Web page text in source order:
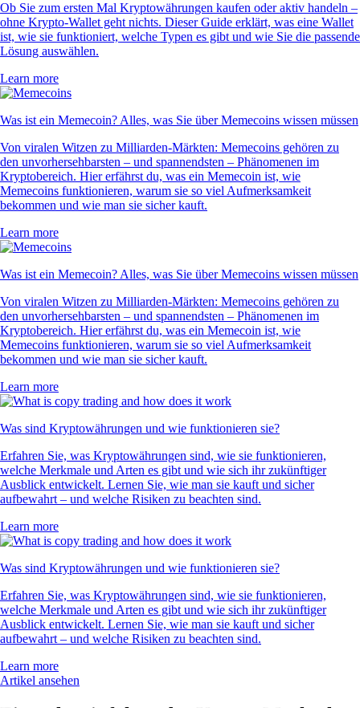
Ob Sie zum ersten Mal Kryptowährungen kaufen oder aktiv handeln –
ohne Krypto-Wallet geht nichts. Dieser Guide erklärt, was eine Wallet
ist, wie sie funktioniert, welche Typen es gibt und wie Sie die passende
Lösung auswählen.
Learn more
Was ist ein Memecoin? Alles, was Sie über Memecoins wissen müssen
Von viralen Witzen zu Milliarden-Märkten: Memecoins gehören zu
den unvorhersehbarsten – und spannendsten – Phänomenen im
Kryptobereich. Hier erfährst du, was ein Memecoin ist, wie
Memecoins funktionieren, warum sie so viel Aufmerksamkeit
bekommen und wie man sie sicher kauft.
Learn more
Was ist ein Memecoin? Alles, was Sie über Memecoins wissen müssen
Von viralen Witzen zu Milliarden-Märkten: Memecoins gehören zu
den unvorhersehbarsten – und spannendsten – Phänomenen im
Kryptobereich. Hier erfährst du, was ein Memecoin ist, wie
Memecoins funktionieren, warum sie so viel Aufmerksamkeit
bekommen und wie man sie sicher kauft.
Learn more
Was sind Kryptowährungen und wie funktionieren sie?
Erfahren Sie, was Kryptowährungen sind, wie sie funktionieren,
welche Merkmale und Arten es gibt und wie sich ihr zukünftiger
Ausblick entwickelt. Lernen Sie, wie man sie kauft und sicher
aufbewahrt – und welche Risiken zu beachten sind.
Learn more
Was sind Kryptowährungen und wie funktionieren sie?
Erfahren Sie, was Kryptowährungen sind, wie sie funktionieren,
welche Merkmale und Arten es gibt und wie sich ihr zukünftiger
Ausblick entwickelt. Lernen Sie, wie man sie kauft und sicher
aufbewahrt – und welche Risiken zu beachten sind.
Learn more
Artikel ansehen